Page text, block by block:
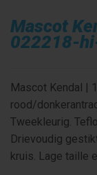
Mascot
022218-
Mascot Kendal |
rood/
Tweekleurig.
Drievoudig
kruis. Lage taille